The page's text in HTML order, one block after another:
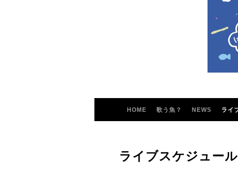
HOME 歌う魚？ NEWS ライ
ライブスケジュール